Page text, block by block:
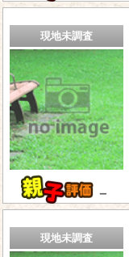
現地未調査
－
現地未調査